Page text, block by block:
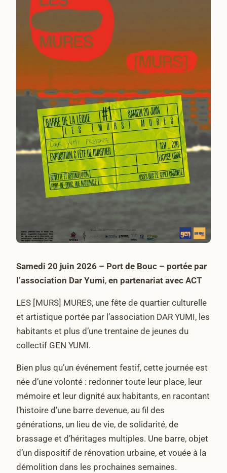
Samedi 20 juin 2026 – Port de Bouc – portée par
l’association Dar Yumi, en partenariat avec ACT
LES [MURS] MURES, une fête de quartier culturelle
et artistique portée par l’association DAR YUMI, les
habitants et plus d’une trentaine de jeunes du
collectif GEN YUMI.
Bien plus qu’un événement festif, cette journée est
née d’une volonté : redonner toute leur place, leur
mémoire et leur dignité aux habitants, en racontant
l’histoire d’une barre devenue, au fil des
générations, un lieu de vie, de solidarité, de
brassage et d’héritages multiples. Une barre, objet
d’un dispositif de rénovation urbaine, et vouée à la
démolition dans les prochaines semaines.